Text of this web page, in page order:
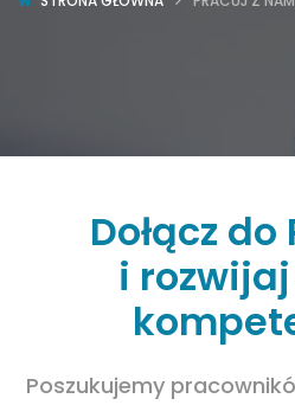
Dołącz
i rozwijaj
Poszukujemy